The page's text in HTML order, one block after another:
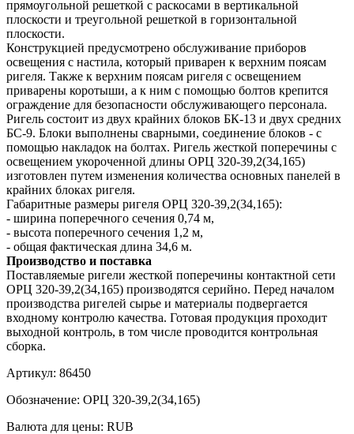
прямоугольной решеткой с раскосами в вертикальной
плоскости и треугольной решеткой в горизонтальной
плоскости.
Конструкцией предусмотрено обслуживание приборов
освещения с настила, который приварен к верхним поясам
ригеля. Также к верхним поясам ригеля с освещением
приварены коротыши, а к ним с помощью болтов крепится
ограждение для безопасности обслуживающего персонала.
Ригель состоит из двух крайних блоков БК-13 и двух средних
БС-9. Блоки выполнены сварными, соединение блоков - с
помощью накладок на болтах. Ригель жесткой поперечины с
освещением укороченной длины ОРЦ 320-39,2(34,165)
изготовлен путем изменения количества основных панелей в
крайних блоках ригеля.
Габаритные размеры ригеля ОРЦ 320-39,2(34,165):
- ширина поперечного сечения 0,74 м,
- высота поперечного сечения 1,2 м,
- общая фактическая длина 34,6 м.
Производство и поставка
Поставляемые ригели жесткой поперечины контактной сети
ОРЦ 320-39,2(34,165) производятся серийно. Перед началом
производства ригелей сырье и материалы подвергается
входному контролю качества. Готовая продукция проходит
выходной контроль, в том числе проводится контрольная
сборка.
Артикул: 86450
Обозначение: ОРЦ 320-39,2(34,165)
Валюта для цены: RUB